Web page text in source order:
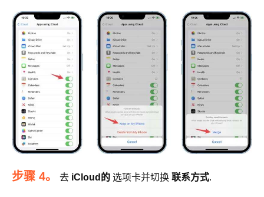
步骤 4。 去 iCloud的 选项卡并切换 联系方式.